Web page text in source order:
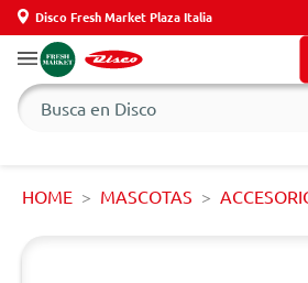
Disco Fresh Market Plaza Italia
HOME MASCOTAS